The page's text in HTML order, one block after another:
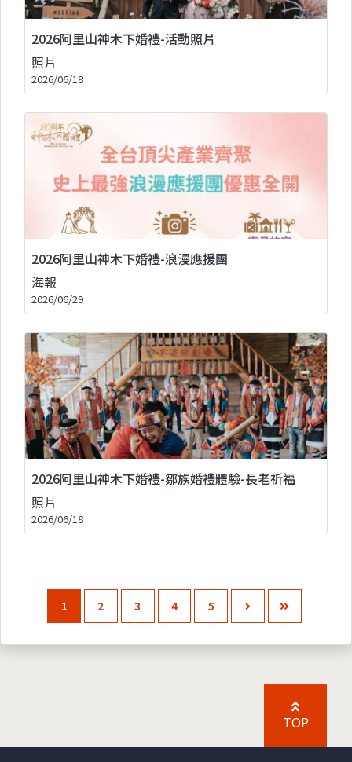
2026阿里山神木下婚禮-活動照片
照片
2026/06/18
2026阿里山神木下婚禮-浪漫應援團
海報
2026/06/29
2026阿里山神木下婚禮-鄒族婚禮體驗-長老祈福
照片
2026/06/18
1 2 3 4 5
TOP